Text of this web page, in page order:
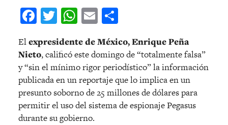
Facebook
Twitter
WhatsApp
Email
Elexpresidente de México, Enrique Peña
Nieto, calificó este domingo de “totalmente falsa”
y “sin el mínimo rigor periodístico” la información
publicada en un reportaje que lo implica en un
presunto soborno de 25 millones de dólares para
permitir el uso del sistema de espionaje Pegasus
durante su gobierno.